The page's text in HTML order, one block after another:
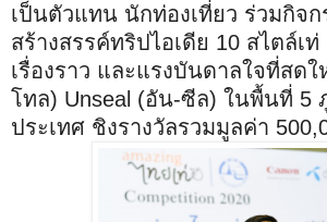
เป็นตัวแทน นักท่องเที่ยว ร่วมกิจ
สร้างสรรค์ทริปไอเดีย 10 สไตล์เ
เรื่องราว และแรงบันดาลใจที่สด
โทล) Unseal (อัน-ซีล) ในพื้นที่ 5
ประเทศ ชิงรางวัลรวมมูลค่า